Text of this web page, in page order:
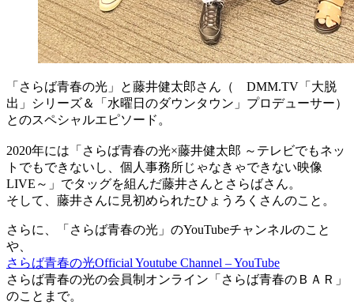
「さらば青春の光」と藤井健太郎さん（ DMM.TV「大脱
出」シリーズ＆「水曜日のダウンタウン」プロデューサー）
とのスペシャルエピソード。
2020年には「さらば青春の光×藤井健太郎 ～テレビでもネッ
トでもできないし、個人事務所じゃなきゃできない映像
LIVE～」でタッグを組んだ藤井さんとさらばさん。
そして、藤井さんに見初められたひょうろくさんのこと。
さらに、「さらば青春の光」のYouTubeチャンネルのこと
や、
さらば青春の光Official Youtube Channel – YouTube
さらば青春の光の会員制オンライン「さらば青春のＢＡＲ」
のことまで。